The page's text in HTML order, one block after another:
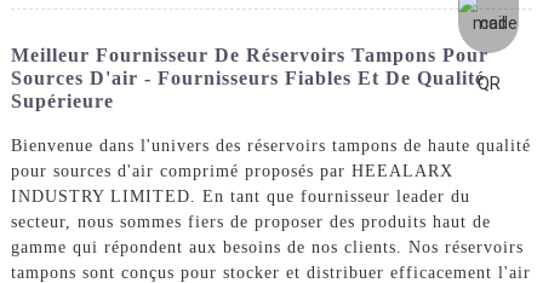
Meilleur Fournisseur De Réservoirs Tampons Pour
Sources D'air - Fournisseurs Fiables Et De Qualité
Supérieure
Bienvenue dans l'univers des réservoirs tampons de haute qualité
pour sources d'air comprimé proposés par HEEALARX
INDUSTRY LIMITED. En tant que fournisseur leader du
secteur, nous sommes fiers de proposer des produits haut de
gamme qui répondent aux besoins de nos clients. Nos réservoirs
tampons sont conçus pour stocker et distribuer efficacement l'air